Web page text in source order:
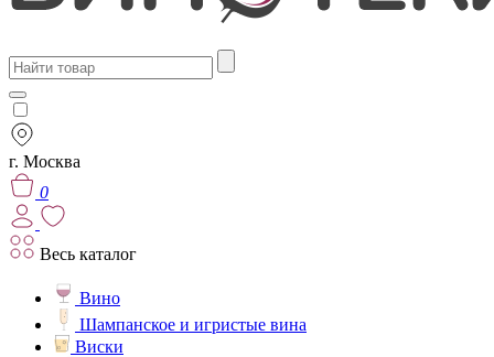
г. Москва
0
Весь каталог
Вино
Шампанское и игристые вина
Виски